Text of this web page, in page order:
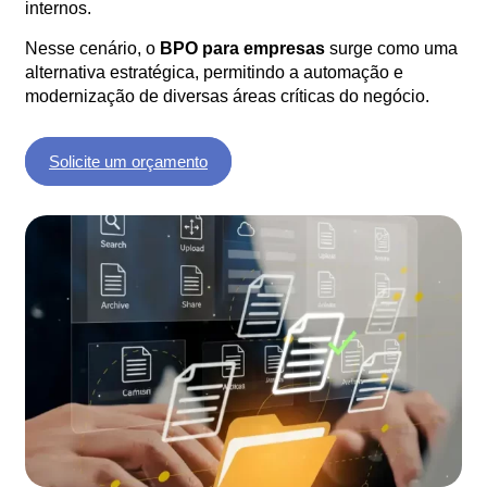
internos.
Nesse cenário, o BPO para empresas surge como uma
alternativa estratégica, permitindo a automação e
modernização de diversas áreas críticas do negócio.
Solicite um orçamento